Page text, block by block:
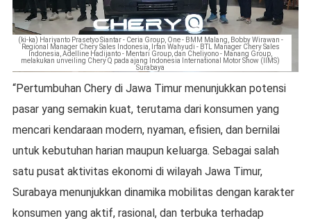
(ki-ka) Hariyanto Prasetyo Siantar - Ceria Group, One - BMM Malang, Bobby Wirawan -
Regional Manager Chery Sales Indonesia, Irfan Wahyudi - BTL Manager Chery Sales
Indonesia, Adelline Hadijanto - Mentari Group, dan Cheliyono - Manang Group,
melakukan unveiling Chery Q pada ajang Indonesia International Motor Show (IIMS)
Surabaya
“Pertumbuhan Chery di Jawa Timur menunjukkan potensi
pasar yang semakin kuat, terutama dari konsumen yang
mencari kendaraan modern, nyaman, efisien, dan bernilai
untuk kebutuhan harian maupun keluarga. Sebagai salah
satu pusat aktivitas ekonomi di wilayah Jawa Timur,
Surabaya menunjukkan dinamika mobilitas dengan karakter
konsumen yang aktif, rasional, dan terbuka terhadap